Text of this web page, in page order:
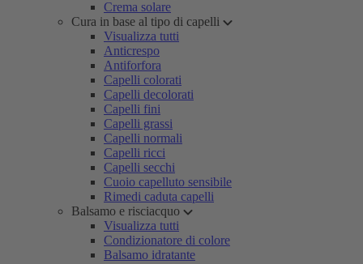
Crema solare
Cura in base al tipo di capelli
Visualizza tutti
Anticrespo
Antiforfora
Capelli colorati
Capelli decolorati
Capelli fini
Capelli grassi
Capelli normali
Capelli ricci
Capelli secchi
Cuoio capelluto sensibile
Rimedi caduta capelli
Balsamo e risciacquo
Visualizza tutti
Condizionatore di colore
Balsamo idratante